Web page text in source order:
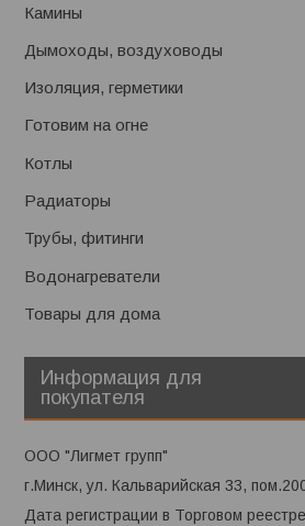
Камины
Дымоходы, воздуховоды
Изоляция, герметики
Готовим на огне
Котлы
Радиаторы
Трубы, фитинги
Водонагреватели
Товары для дома
Информация для
покупателя
ООО "Лигмет групп"
г.Минск, ул. Кальварийская 33,
Дата регистрации в Торговом